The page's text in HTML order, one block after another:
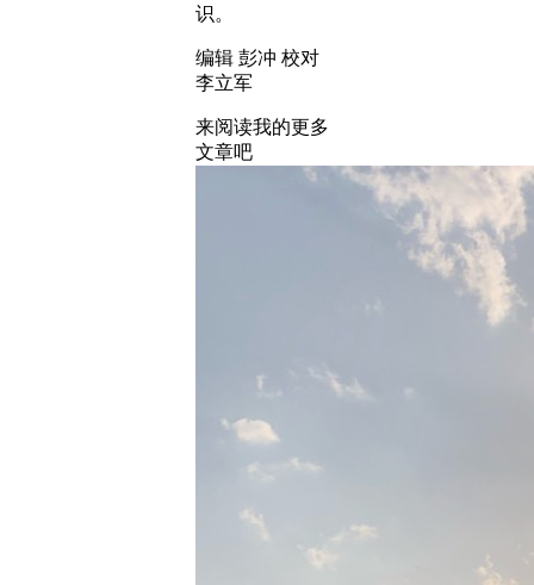
识。
编辑 彭冲 校对
李立军
来阅读我的更多
文章吧